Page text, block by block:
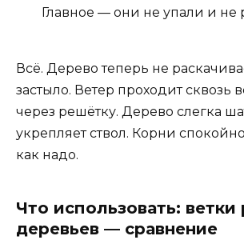
Главное — они не упали и не
Всё. Дерево теперь не
застыло. Ветер проходит сквозь
через решётку. Дерево слегка
укрепляет ствол. Корни спокойно
как надо.
Что использовать: ветки
деревьев — сравнение